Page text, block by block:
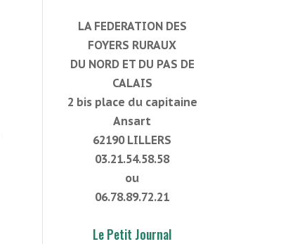
LA FEDERATION DES
FOYERS RURAUX
DU NORD ET DU PAS DE
CALAIS
2 bis place du capitaine
Ansart
62190 LILLERS
03.21.54.58.58
ou
06.78.89.72.21
Le Petit Journal